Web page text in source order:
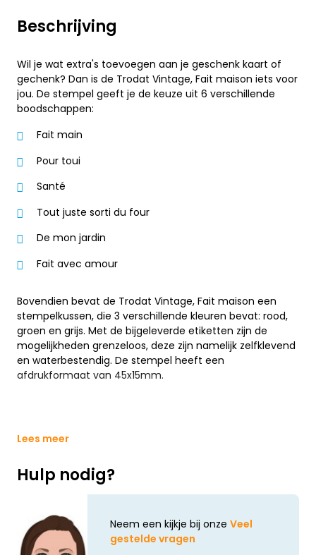
Beschrijving
Wil je wat extra's toevoegen aan je geschenk kaart of
gechenk? Dan is de Trodat Vintage, Fait maison iets voor
jou. De stempel geeft je de keuze uit 6 verschillende
boodschappen:
Fait main
Pour toui
Santé
Tout juste sorti du four
De mon jardin
Fait avec amour
Bovendien bevat de Trodat Vintage, Fait maison een
stempelkussen, die 3 verschillende kleuren bevat: rood,
groen en grijs. Met de bijgeleverde etiketten zijn de
mogelijkheden grenzeloos, deze zijn namelijk zelfklevend
en waterbestendig. De stempel heeft een
afdrukformaat van 45x15mm.
Lees meer
Hulp nodig?
Neem een kijkje bij onze Veel
gestelde vragen